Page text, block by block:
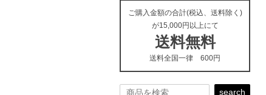
ご購入金額の合計(税込、送料除く)
が15,000円以上にて
送料無料
送料全国一律 600円
search